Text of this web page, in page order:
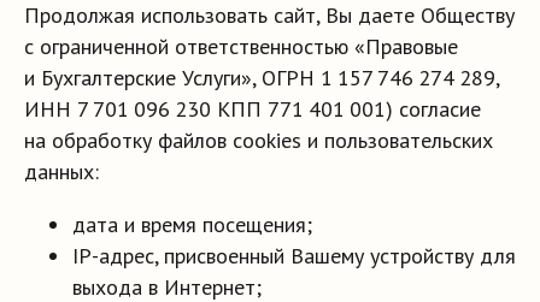
Продолжая использовать сайт, Вы даете Обществу
с ограниченной ответственностью «Правовые
и Бухгалтерские Услуги», ОГРН 1 157 746 274 289,
ИНН 7 701 096 230 КПП 771 401 001) согласие
на обработку файлов cookies и пользовательских
данных:
дата и время посещения;
IP-адрес, присвоенный Вашему устройству для
выхода в Интернет;